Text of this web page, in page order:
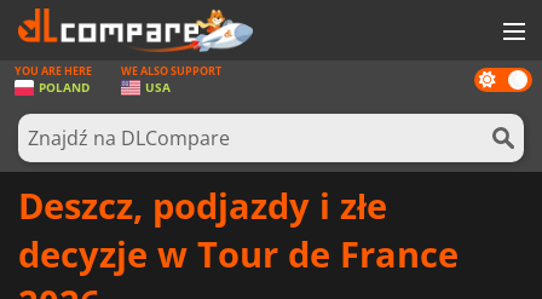
GRY
KARTY DO GIER
OPROGRAMOWANIE
SPRZĘT KOMPUTEROWY
Dark
mode
YOU ARE HERE
POLAND
WE ALSO SUPPORT
USA
Deszcz, podjazdy i złe
decyzje w Tour de France